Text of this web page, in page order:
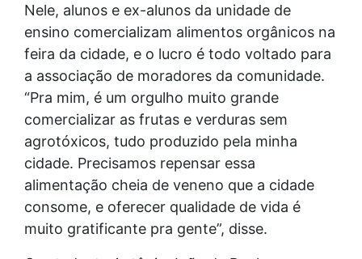
Nele, alunos e ex-alunos da unidade de
ensino comercializam alimentos orgânicos na
feira da cidade, e o lucro é todo voltado para
a associação de moradores da comunidade.
“Pra mim, é um orgulho muito grande
comercializar as frutas e verduras sem
agrotóxicos, tudo produzido pela minha
cidade. Precisamos repensar essa
alimentação cheia de veneno que a cidade
consome, e oferecer qualidade de vida é
muito gratificante pra gente”, disse.